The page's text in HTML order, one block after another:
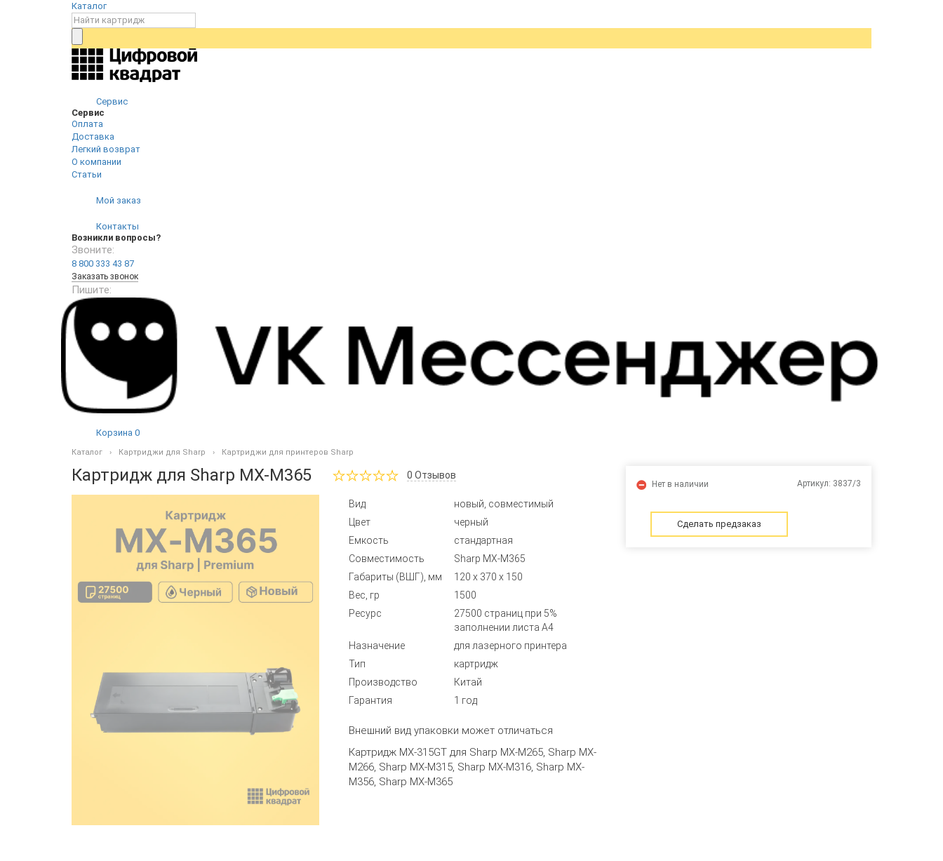
Каталог
Сервис
Сервис
Оплата
Доставка
Легкий возврат
О компании
Статьи
Мой заказ
Контакты
Возникли вопросы?
Звоните:
8 800 333 43 87
Заказать звонок
Пишите:
Корзина 0
Каталог Картриджи для Sharp Картриджи для принтеров Sharp
Картридж для Sharp MX-M365 0 Отзывов
Вид
новый, совместимый
Цвет
черный
Емкость
стандартная
Совместимость
Sharp MX-M365
Габариты (ВШГ), мм
120 x 370 x 150
Вес, гр
1500
Ресурс
27500 страниц при 5%
заполнении листа А4
Назначение
для лазерного принтера
Тип
картридж
Производство
Китай
Гарантия
1 год
Внешний вид упаковки может отличаться
Картридж MX-315GT для Sharp MX-M265, Sharp MX-
M266, Sharp MX-M315, Sharp MX-M316, Sharp MX-
M356, Sharp MX-M365
Нет в наличии Артикул: 3837/3
Сделать предзаказ